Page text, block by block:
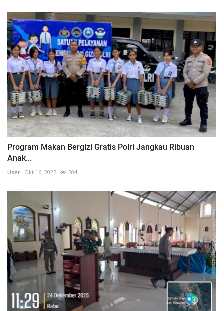
Program Makan Bergizi Gratis Polri Jangkau Ribuan
Anak...
User Okt 16, 2025 504